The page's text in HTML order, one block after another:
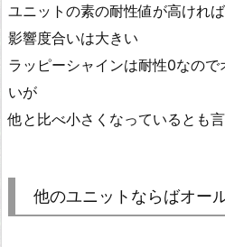
ユニットの素の耐性値が高けれ
影響度合いは大きい
ラッピーシャインは耐性0なの
いが
他と比べ小さくなっているとも
他のユニットならばオー